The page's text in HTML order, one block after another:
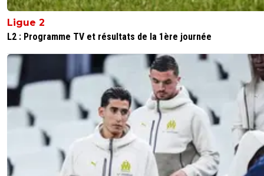
Ligue 2
L2 : Programme TV et résultats de la 1ère journée